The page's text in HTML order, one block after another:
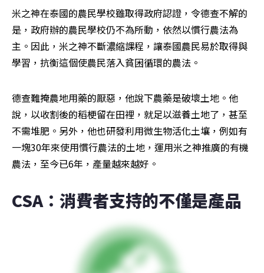
米之神在泰國的農民學校雖取得政府認證，令德查不解的
是，政府辦的農民學校仍不為所動，依然以慣行農法為
主。因此，米之神不斷濃縮課程，讓泰國農民易於取得與
學習，抗衡這個使農民落入貧困循環的農法。
德查難掩農地用藥的厭惡，他說下農藥是破壞土地。他
說，以收割後的稻梗留在田裡，就足以滋養土地了，甚至
不需堆肥。另外，他也研發利用微生物活化土壤，例如有
一塊30年來使用慣行農法的土地，運用米之神推廣的有機
農法，至今已6年，產量越來越好。
CSA：消費者支持的不僅是產品